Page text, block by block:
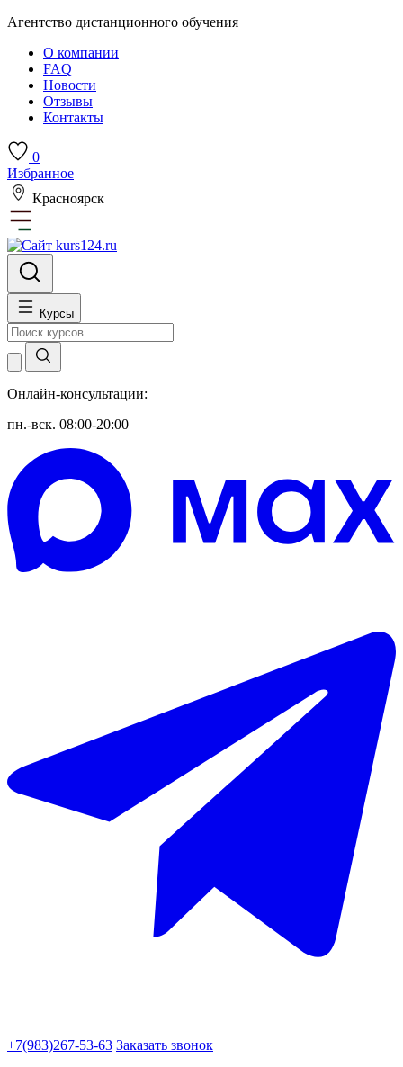
Агентство дистанционного обучения
О компании
FAQ
Новости
Отзывы
Контакты
0
Избранное
Красноярск
Курсы
Онлайн-консультации:
пн.-вск. 08:00-20:00
+7(983)267-53-63 Заказать звонок